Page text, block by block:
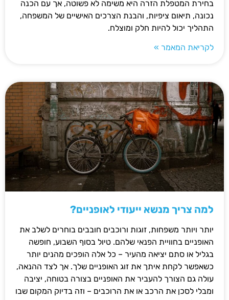
בחירת המטפלת הזרה היא משימה לא פשוטה, אך עם הכנה
נכונה, תיאום ציפיות, והבנת הצרכים האישיים של המשפחה,
התהליך יכול להיות חלק ומוצלח.
לקריאת המאמר »
למה צריך מנשא ייעודי לאופניים?
יותר ויותר משפחות, זוגות ורוכבים חובבים בוחרים לשלב את
האופניים בחוויית הפנאי שלהם. טיול בסוף השבוע, חופשה
בגליל או סתם יציאה מהעיר – כל אלה הופכים מהנים יותר
כשאפשר לקחת איתך את זוג האופניים שלך. אך לצד ההנאה,
עולה גם הצורך להעביר את האופניים בצורה בטוחה, יציבה
ומבלי לסכן את הרכב או את הרוכבים – וזה בדיוק המקום שבו